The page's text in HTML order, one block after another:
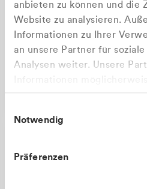
anbieten zu können und die
Website zu analysieren.
Informationen zu Ihrer
an unsere Partner für
Analysen weiter. Unsere
gesammelt haben.
Notwendig
Präferenzen
Apilash